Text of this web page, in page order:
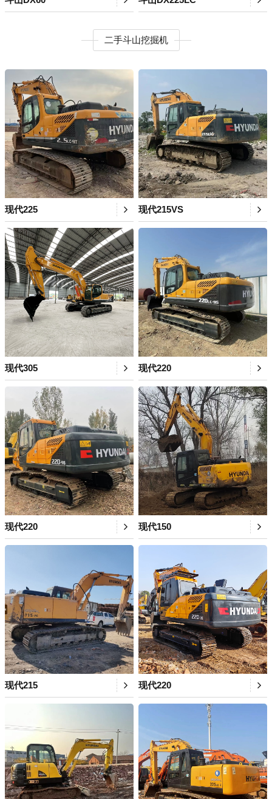
二手斗山挖掘机
现代225 现代215VS
现代305 现代220
现代220 现代150
现代215 现代220